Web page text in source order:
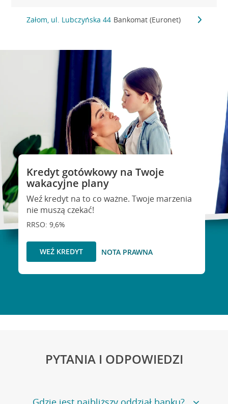
Załom, ul. Lubczyńska 44 Bankomat (Euronet)
Kredyt gotówkowy na Twoje
wakacyjne plany
Weź kredyt na to co ważne. Twoje marzenia
nie muszą czekać!
RRSO: 9,6%
WEŹ KREDYT NOTA PRAWNA
PYTANIA I ODPOWIEDZI